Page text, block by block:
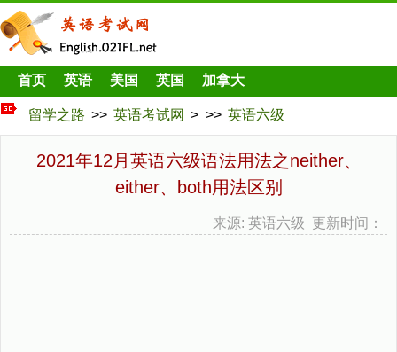
首页 英语 美国 英国 加拿大
留学之路 >> 英语考试网 > >> 英语六级
2021年12月英语六级语法用法之neither、
either、both用法区别
来源: 英语六级 更新时间：